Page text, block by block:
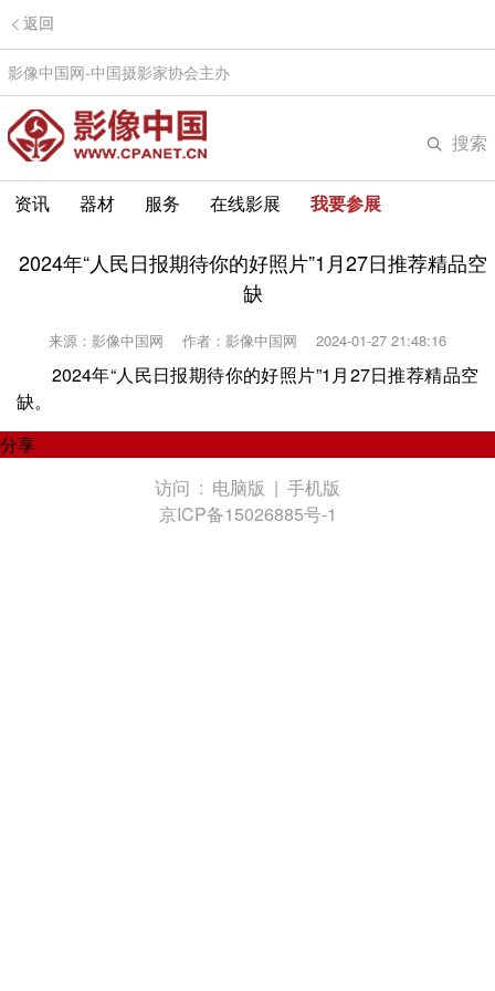
返回
影像中国网-中国摄影家协会主办
搜索
资讯 器材 服务 在线影展 我要参展
2024年“人民日报期待你的好照片”1月27日推荐精品空
缺
来源：影像中国网 作者：影像中国网 2024-01-27 21:48:16
2024年“人民日报期待你的好照片”1月27日推荐精品空
缺。
分享
访问 : 电脑版 | 手机版
京ICP备15026885号-1